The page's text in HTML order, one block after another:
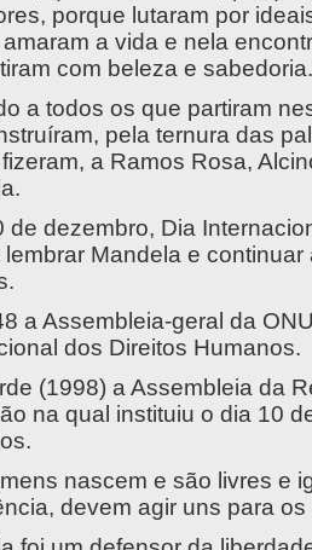
porque lutaram por
a vida e nela
com beleza e sabedoria.
a todos os que partiram
pela ternura das
a Ramos Rosa,
de dezembro, Dia
Mandela e
a Assembleia-geral da
dos Direitos Humanos.
(1998) a Assembleia da
na qual instituiu o dia 10
nascem e são livres e
devem agir uns para